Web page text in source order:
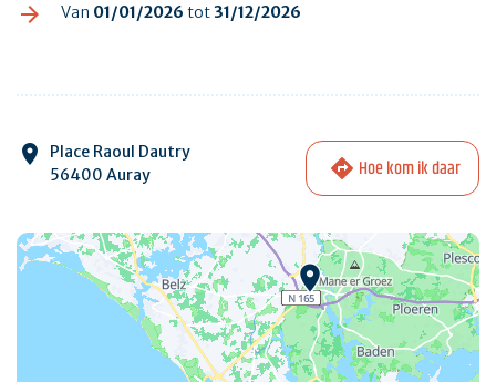
Van 01/01/2026 tot31/12/2026
Place Raoul Dautry
56400 Auray
Hoe kom ik daar